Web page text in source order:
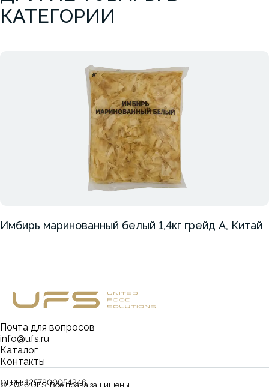
КАТЕГОРИИ
Имбирь маринованный белый 1,4кг грейд А, Китай
Каталог
Контакты
Почта для вопросов
info@ufs.ru
©2026UFS. Все права защищены.
ОГРН:1257800054346